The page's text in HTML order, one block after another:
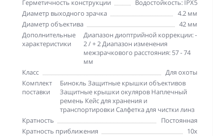
Герметичность конструкции
Водостойкость: IPX5
Диаметр выходного зрачка
4.2 мм
Диаметр объектива
42 мм
Дополнительные
характеристики
Диапазон диоптрийной коррекции: -
2 / + 2 Диапазон изменения
межзрачкового расстояния: 57 - 74
мм
Класс
Для охоты
Комплект
поставки
Бинокль Защитные крышки объективов
Защитные крышки окуляров Наплечный
ремень Кейс для хранения и
транспортировки Салфетка для чистки линз
Кратность
Постоянная
Кратность приближения
10х